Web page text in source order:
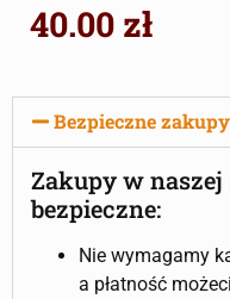
40.00 zł
Bezpieczne zakupy
Zakupy w naszej
bezpieczne:
Nie wymagamy
a płatność